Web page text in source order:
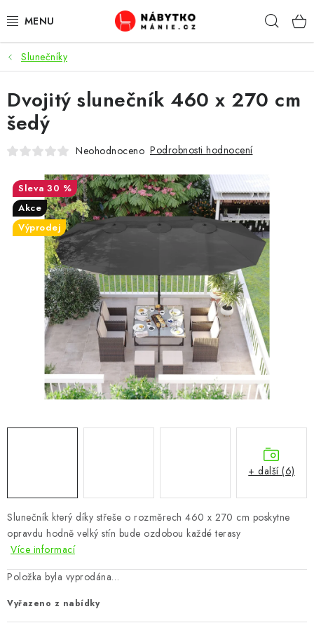
na
OBÝVACÍ POKOJ
KUCHYŇ A JÍDELNA
LOŽNICE
KANCELÁŘ / PRACOVNA
KOUPELNA A WC
PŘEDSÍŇ
CHOVATELSKÉ POTŘEBY
DOPLŇKY A DEKORACE
ZAHRADA
OSTATNÍ
VÝPRODEJ
Vše o nákupu Info
Reklamace a odstoupení od smlouvy
Kontakty
Bonusový program NBM+
Slunečníky
Slunečník který díky střeše o rozměrech 460 x 270 cm poskytne
opravdu hodně velký stín bude ozdobou každé terasy
Více informací
Položka byla vyprodána…
Vyřazeno z nabídky
Dvojitý slunečník 460 x 270 cm
šedý
Neohodnoceno Podrobnosti hodnocení
30 %
Akce
Výprodej
+ další (6)